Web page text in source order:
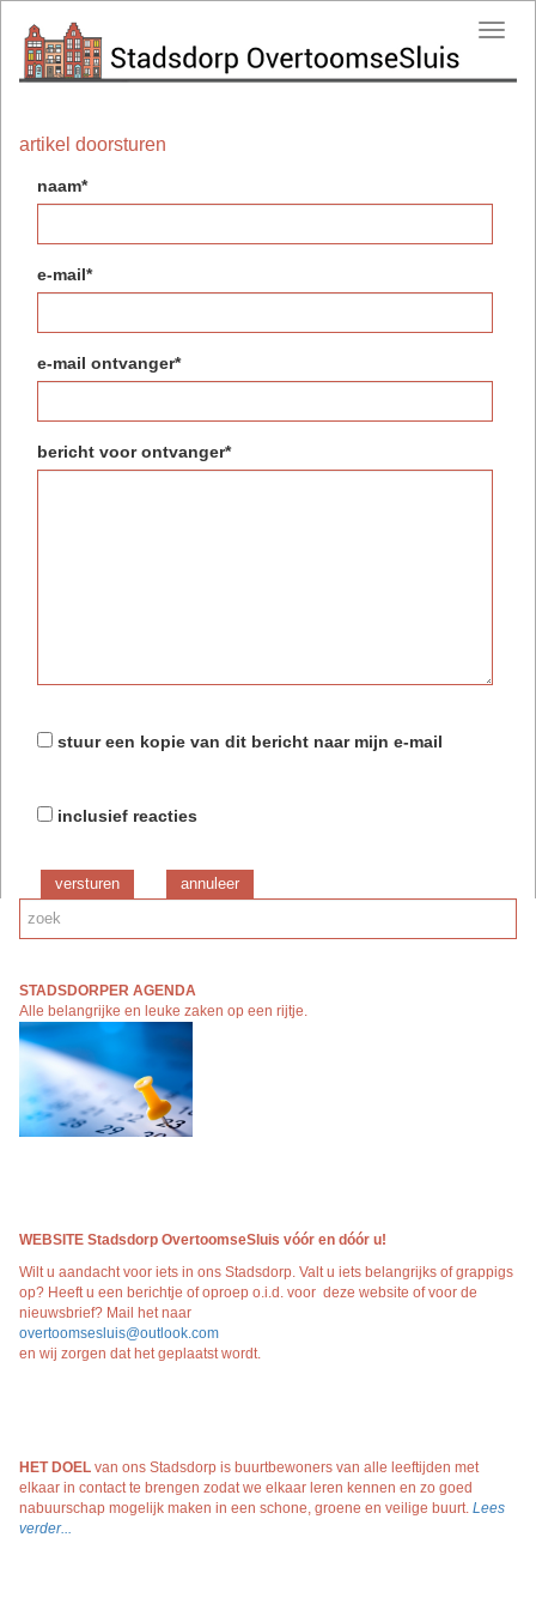
artikel doorsturen
naam*
e-mail*
e-mail ontvanger*
bericht voor ontvanger*
stuur een kopie van dit bericht naar mijn e-mail
inclusief reacties
versturen
STADSDORPER AGENDA
Alle belangrijke en leuke zaken op een rijtje.
WEBSITE Stadsdorp OvertoomseSluis vóór en dóór u!
Wilt u aandacht voor iets in ons Stadsdorp. Valt u iets belangrijks of grappigs
op? Heeft u een berichtje of oproep o.i.d. voor deze website of voor de
nieuwsbrief? Mail het naar
overtoomsesluis@outlook.com
en wij zorgen dat het geplaatst wordt.
HET DOEL van ons Stadsdorp is buurtbewoners van alle leeftijden met
elkaar in contact te brengen zodat we elkaar leren kennen en zo goed
nabuurschap mogelijk maken in een schone, groene en veilige buurt. Lees
verder...